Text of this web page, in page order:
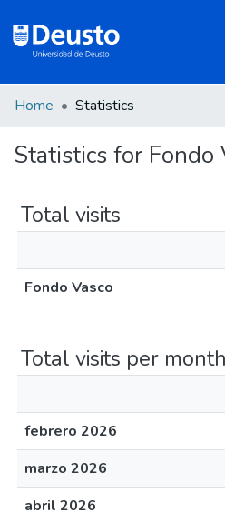
Home Statistics
Statistics for Fondo
Total visits
Fondo Vasco
Total visits per month
febrero 2026
marzo 2026
abril 2026